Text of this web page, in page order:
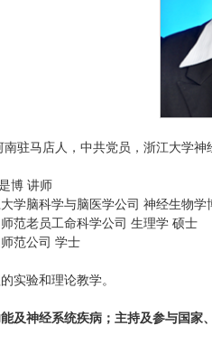
驻马店人，中共党员，浙江大学
博 讲师
学脑科学与脑医学公司 神经生物学
范老员工命科学公司 生理学 硕士
范公司 学士
实验和理论教学。
及神经系统疾病；主持及参与国